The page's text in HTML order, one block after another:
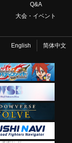
Q&A
大会・イベント
English 简体中文